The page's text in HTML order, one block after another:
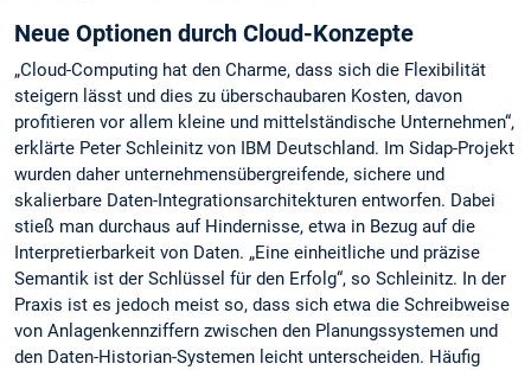
Neue Optionen durch Cloud-Konzepte
„Cloud-Computing hat den Charme, dass sich die Flexibilität
steigern lässt und dies zu überschaubaren Kosten, davon
profitieren vor allem kleine und mittelständische Unternehmen“,
erklärte Peter Schleinitz von IBM Deutschland. Im Sidap-Projekt
wurden daher unternehmensübergreifende, sichere und
skalierbare Daten-Integrationsarchitekturen entworfen. Dabei
stieß man durchaus auf Hindernisse, etwa in Bezug auf die
Interpretierbarkeit von Daten. „Eine einheitliche und präzise
Semantik ist der Schlüssel für den Erfolg“, so Schleinitz. In der
Praxis ist es jedoch meist so, dass sich etwa die Schreibweise
von Anlagenkennziffern zwischen den Planungssystemen und
den Daten-Historian-Systemen leicht unterscheiden. Häufig